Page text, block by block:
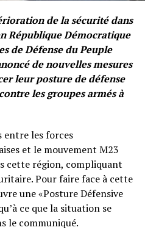
de la sécurité dans
République Démocratique
de Défense du Peuple
de nouvelles mesures
leur posture de défense
les groupes armés à
les forces
et le mouvement M23
cette région, compliquant
Pour faire face à cette
une «Posture Défensive
ce que la situation se
le communiqué.